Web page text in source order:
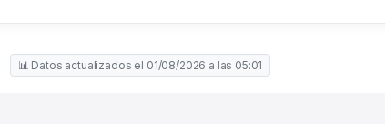
📊 Datos actualizados el 01/08/2026 a las 05:01